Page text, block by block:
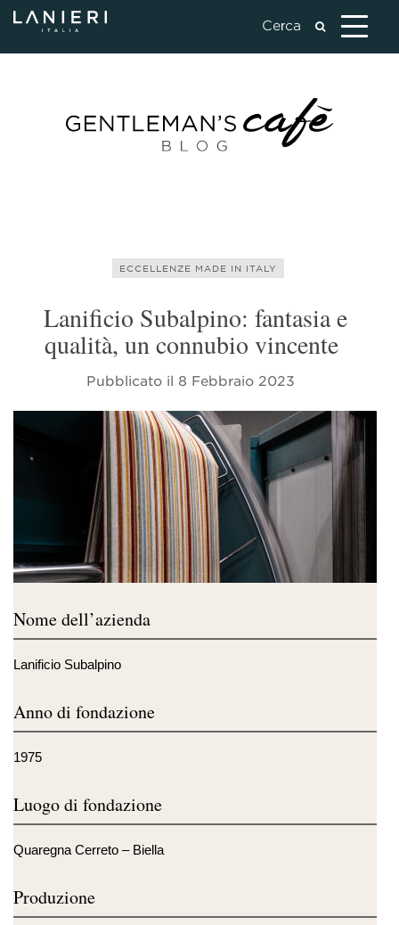
ECCELLENZE MADE IN ITALY
Lanificio Subalpino: fantasia e
qualità, un connubio vincente
Pubblicato il 8 Febbraio 2023
Nome dell’azienda
Lanificio Subalpino
Anno di fondazione
1975
Luogo di fondazione
Quaregna Cerreto – Biella
Produzione